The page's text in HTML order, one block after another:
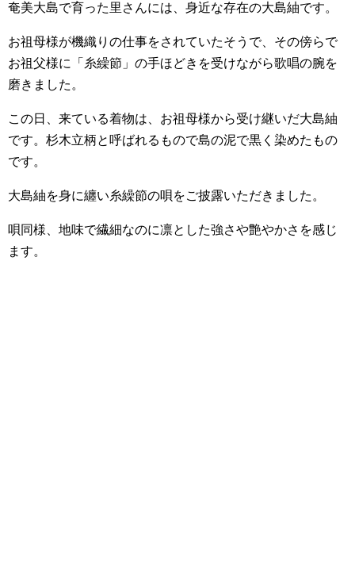
奄美大島で育った里さんには、身近な存在の大島紬です。
お祖母様が機織りの仕事をされていたそうで、その傍らで
お祖父様に「糸繰節」の手ほどきを受けながら歌唱の腕を
磨きました。
この日、来ている着物は、お祖母様から受け継いだ大島紬
です。杉木立柄と呼ばれるもので島の泥で黒く染めたもの
です。
大島紬を身に纏い糸繰節の唄をご披露いただきました。
唄同様、地味で繊細なのに凛とした強さや艶やかさを感じ
ます。